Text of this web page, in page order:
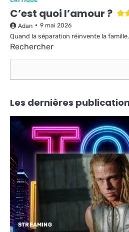
C’est quoi l’amour ?
Adan 9 mai 2026
Quand la séparation réinvente la famille.
Rechercher
Les dernières
STREAMING